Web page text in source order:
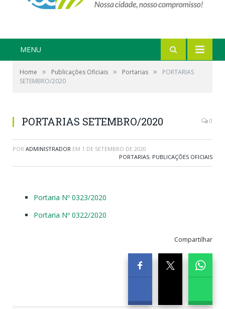
MENU
Home » Publicações Oficiais » Portarias »
PORTARIAS
SETEMBRO/2020
PORTARIAS SETEMBRO/2020 0
POR ADMINISTRADOR EM 1 DE SETEMBRO DE 2020
PORTARIAS, PUBLICAÇÕES OFICIAIS
Portaria Nº 0323/2020
Portaria Nº 0322/2020
Compartilhar